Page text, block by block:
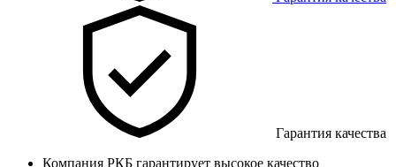
Гарантия качества
Компания РКБ гарантирует высокое качество